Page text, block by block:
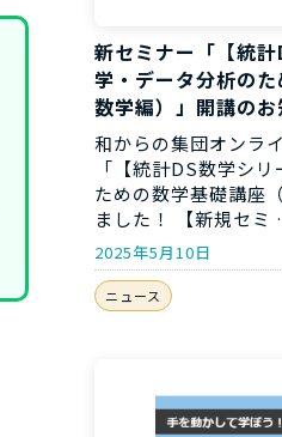
新セミナー「【統
学・データ分析の
数学編）」開講のお
和からの集団オンラ
「【統計DS数学シ
ための数学基礎講座
ました！ 【新規セミ
2025年5月10日
ニュース